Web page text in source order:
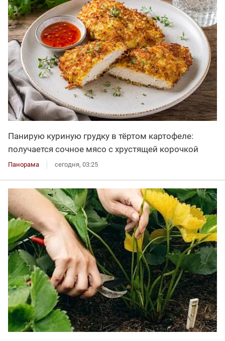
Панирую куриную грудку в тёртом картофеле:
получается сочное мясо с хрустящей корочкой
Панорама сегодня, 03:25